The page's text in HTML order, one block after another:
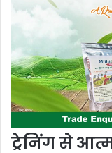
ट्रेनिंग से